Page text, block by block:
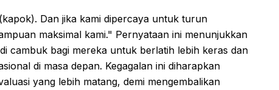
Dan jika kami dipercaya untuk turun
maksimal kami." Pernyataan ini menunjukkan
cambuk bagi mereka untuk berlatih lebih keras dan
di masa depan. Kegagalan ini diharapkan
yang lebih matang, demi mengembalikan